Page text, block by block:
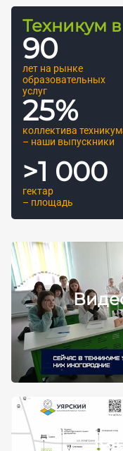
Техникум
лет на рынке
образовательных
услуг
90
коллектива
– наши выпускники
25%
гектар
– площадь
>1 000